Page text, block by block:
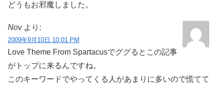
どうもお邪魔しました。
Nov より:
2009年9月10日 10:01 PM
Love Theme From Spartacusでググるとこの記事
がトップに来るんですね。
このキーワードでやってくる人があまりに多いので慌てて